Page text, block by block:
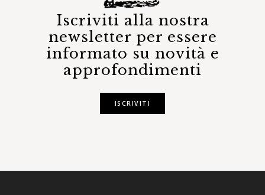
Iscriviti alla nostra
newsletter per essere
informato su novità e
approfondimenti
ISCRIVITI